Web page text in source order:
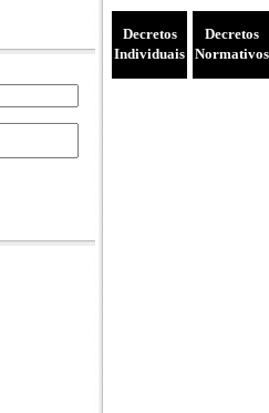
Decretos
Individuais
Decretos
Normativos